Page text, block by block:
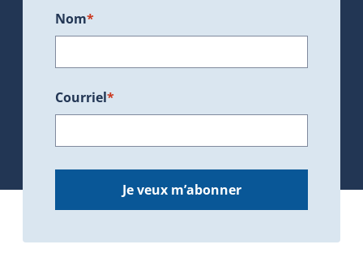
Nom*
Courriel*
Je veux m’abonner